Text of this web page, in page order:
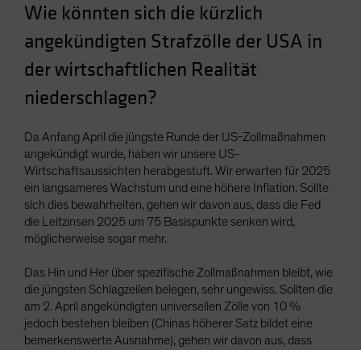
Singapore
South Korea - 대한민국
Spain
Sweden
Taiwan - 台灣
UK
United States (US Citizens)
US (Non-US Citizens/NRC)
Wie könnten sich die kürzlich
angekündigten Strafzölle der USA in
der wirtschaftlichen Realität
niederschlagen?
Da Anfang April die jüngste Runde der US-Zollmaßnahmen
angekündigt wurde, haben wir unsere US-
Wirtschaftsaussichten herabgestuft. Wir erwarten für 2025
ein langsameres Wachstum und eine höhere Inflation. Sollte
sich dies bewahrheiten, gehen wir davon aus, dass die Fed
die Leitzinsen 2025 um 75 Basispunkte senken wird,
möglicherweise sogar mehr.
Das Hin und Her über spezifische Zollmaßnahmen bleibt, wie
die jüngsten Schlagzeilen belegen, sehr ungewiss. Sollten die
am 2. April angekündigten universellen Zölle von 10 %
jedoch bestehen bleiben (Chinas höherer Satz bildet eine
bemerkenswerte Ausnahme), gehen wir davon aus, dass